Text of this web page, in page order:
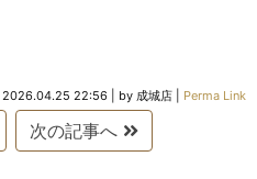
2026.04.25 22:56 by 成城店 Perma Link
次の記事へ